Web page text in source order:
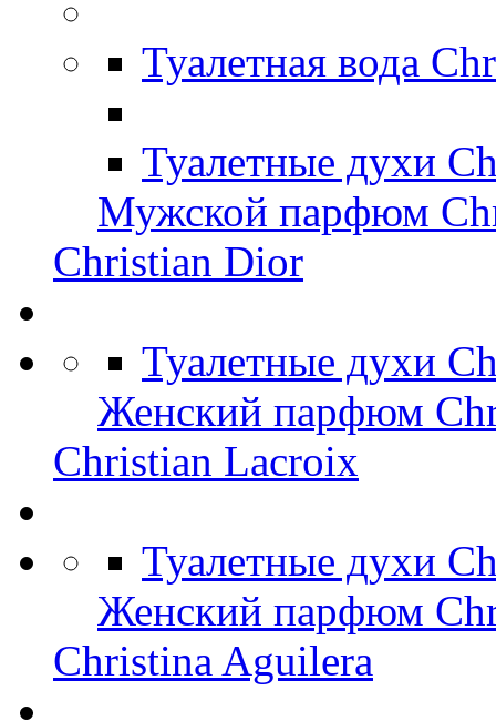
Туалетная вода
Туалетные духи
Мужской парфюм
Christian Dior
Туалетные духи
Женский парфюм
Christian Lacroix
Туалетные духи
Женский парфюм
Christina Aguilera